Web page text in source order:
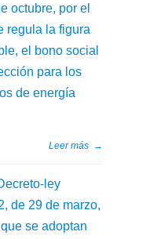
octubre, por el
regula la figura
el bono social
para los
de energía
Leer más →
ley
de 29 de marzo,
se adoptan